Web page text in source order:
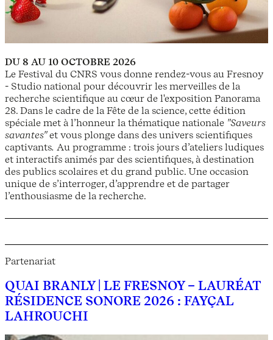
DU 8 AU 10 OCTOBRE 2026
Le Festival du CNRS vous donne rendez-vous au Fresnoy
- Studio national pour découvrir les merveilles de la
recherche scientifique au cœur de l'exposition Panorama
28. Dans le cadre de la Fête de la science, cette édition
spéciale met à l’honneur la thématique nationale "Saveurs
savantes"et vous plonge dans des univers scientifiques
captivants. Au programme : trois jours d’ateliers ludiques
et interactifs animés par des scientifiques, à destination
des publics scolaires et du grand public. Une occasion
unique de s’interroger, d’apprendre et de partager
l’enthousiasme de la recherche.
Partenariat
QUAI BRANLY | LE FRESNOY – LAURÉAT
RÉSIDENCE SONORE 2026 : FAYÇAL
LAHROUCHI